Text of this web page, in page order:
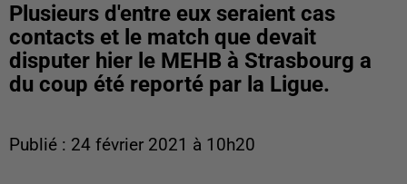
Plusieurs d'entre eux seraient cas
contacts et le match que devait
disputer hier le MEHB à Strasbourg a
du coup été reporté par la Ligue.
Publié : 24 février 2021 à 10h20